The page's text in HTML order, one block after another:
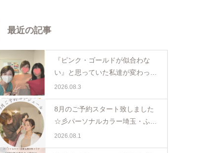
最近の記事
『ピンク・ゴールドが似合わな
い』と思っていた私達が変わった
日。親子で体験パーソナルカラー
2026.08.3
8月のご予約スタート致しました
☆彡パーソナルカラー埼玉・ふじ
み野
2026.08.1